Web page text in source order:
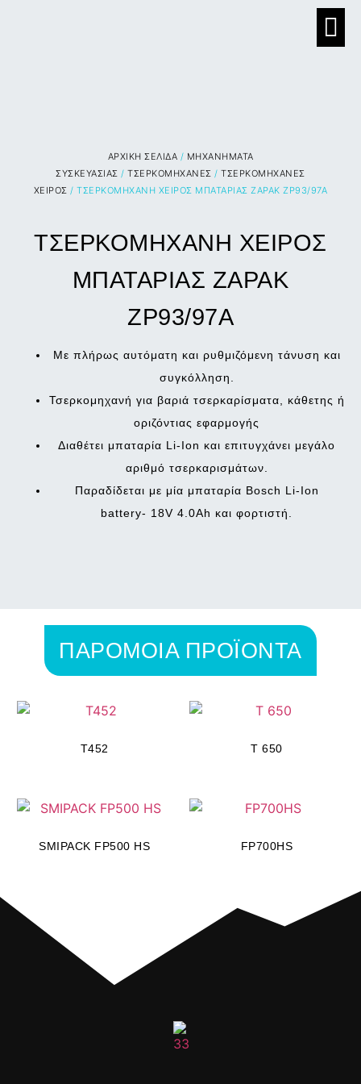
ΑΡΧΙΚΉ ΣΕΛΊΔΑ / ΜΗΧΑΝΗΜΑΤΑ
ΣΥΣΚΕΥΑΣΙΑΣ /ΤΣΕΡΚΟΜΗΧΑΝΕΣ /ΤΣΕΡΚΟΜΗΧΑΝΕΣ
ΧΕΙΡΟΣ / ΤΣΕΡΚΟΜΗΧΑΝΗ ΧΕΙΡΟΣ ΜΠΑΤΑΡΙΑΣ ZAPAK ZP93/97A
ΤΣΕΡΚΟΜΗΧΑΝΗ ΧΕΙΡΟΣ
ΜΠΑΤΑΡΙΑΣ ZAPAK
ZP93/97A
Με πλήρως αυτόματη και ρυθμιζόμενη τάνυση και
συγκόλληση.
Τσερκομηχανή για βαριά τσερκαρίσματα, κάθετης ή
οριζόντιας εφαρμογής
Διαθέτει μπαταρία Li-Ion και επιτυγχάνει μεγάλο
αριθμό τσερκαρισμάτων.
Παραδίδεται με μία μπαταρία Bosch Li-Ion
battery- 18V 4.0Ah και φορτιστή.
ΠΑΡΟΜΟΙΑ ΠΡΟΪΟΝΤΑ
T452 T 650
SMIPACK FP500 HS FP700HS